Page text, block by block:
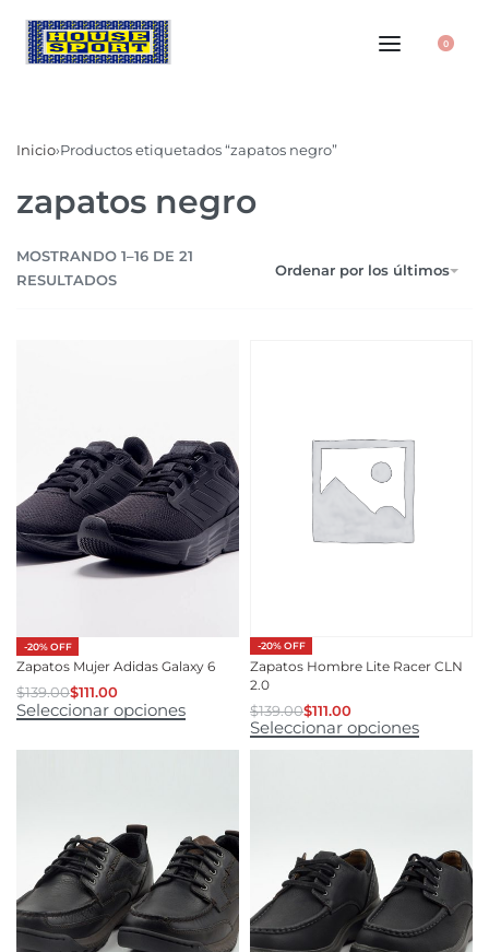
0
Inicio›Productos etiquetados “zapatos negro”
zapatos negro
MOSTRANDO 1–16 DE 21
RESULTADOS
Ordenar por los últimos
-20% OFF
Zapatos Mujer Adidas Galaxy 6
$139.00$111.00
Seleccionar opciones
-20% OFF
Zapatos Hombre Lite Racer CLN
2.0
$139.00$111.00
Seleccionar opciones